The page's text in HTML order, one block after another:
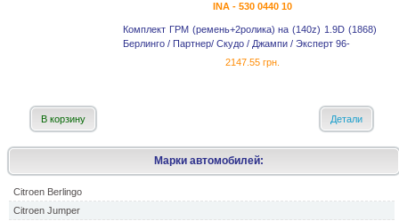
Марки автомобилей:
Citroen Berlingo
Citroen Jumper
INA - 530 0440 10
Комплект ГРМ (ремень+2ролика) на (140z) 1.9D (1868)
Берлинго / Партнер/ Скудо / Джампи / Эксперт 96-
2147.55 грн.
В корзину Детали